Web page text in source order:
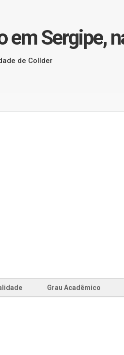
Sergipe,
de Colíder
Grau Acadêmico